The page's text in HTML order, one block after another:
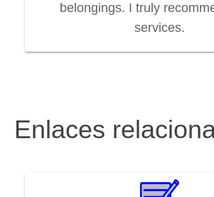
belongings. I truly
services.
Enlaces